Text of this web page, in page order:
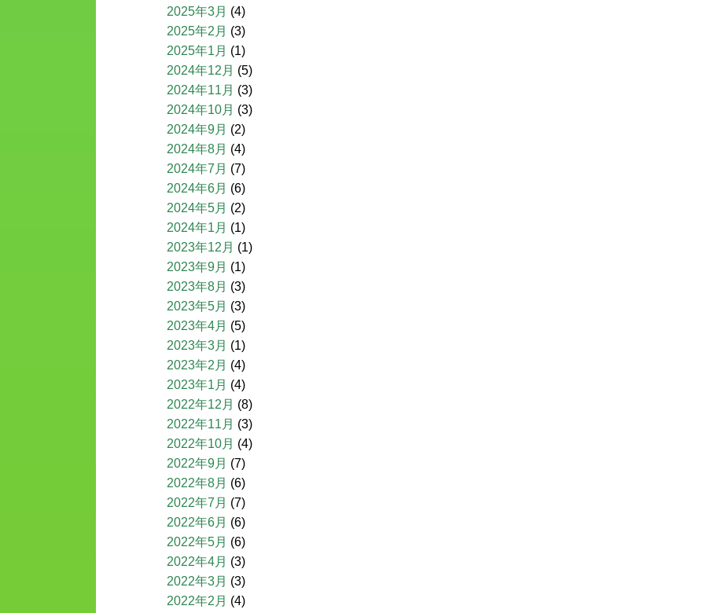
2025年3月 (4)
2025年2月 (3)
2025年1月 (1)
2024年12月 (5)
2024年11月 (3)
2024年10月 (3)
2024年9月 (2)
2024年8月 (4)
2024年7月 (7)
2024年6月 (6)
2024年5月 (2)
2024年1月 (1)
2023年12月 (1)
2023年9月 (1)
2023年8月 (3)
2023年5月 (3)
2023年4月 (5)
2023年3月 (1)
2023年2月 (4)
2023年1月 (4)
2022年12月 (8)
2022年11月 (3)
2022年10月 (4)
2022年9月 (7)
2022年8月 (6)
2022年7月 (7)
2022年6月 (6)
2022年5月 (6)
2022年4月 (3)
2022年3月 (3)
2022年2月 (4)